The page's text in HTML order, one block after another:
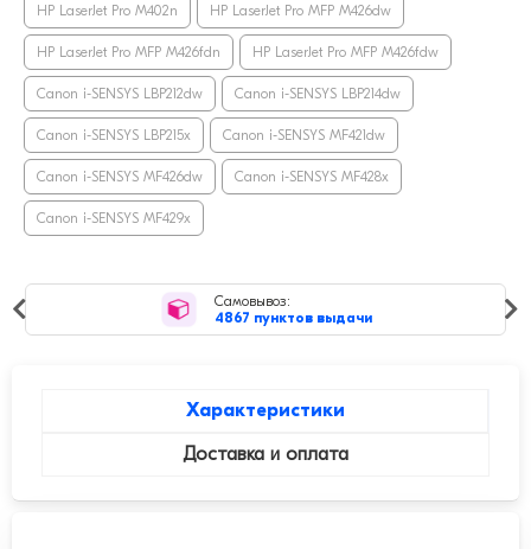
HP LaserJet Pro M402n HP LaserJet Pro MFP M426dw
HP LaserJet Pro MFP M426fdn HP LaserJet Pro MFP M426fdw
Canon i-SENSYS LBP212dw Canon i-SENSYS LBP214dw
Canon i-SENSYS LBP215x Canon i-SENSYS MF421dw
Canon i-SENSYS MF426dw Canon i-SENSYS MF428x
Canon i-SENSYS MF429x
Самовывоз:
4867 пунктов выдачи
Характеристики
Доставка и оплата